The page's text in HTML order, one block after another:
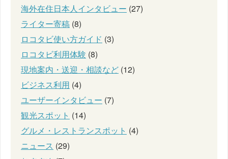
海外在住日本人インタビュー (27)
ライター寄稿 (8)
ロコタビ使い方ガイド (3)
ロコタビ利用体験 (8)
現地案内・送迎・相談など (12)
ビジネス利用 (4)
ユーザーインタビュー (7)
観光スポット (14)
グルメ・レストランスポット (4)
ニュース (29)